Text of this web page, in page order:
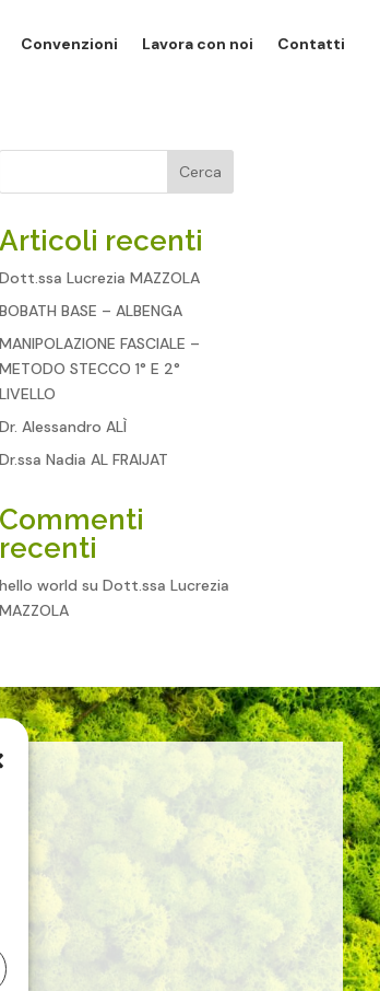
Convenzioni Lavora con noi Contatti
Cerca
Articoli recenti
Dott.ssa Lucrezia MAZZOLA
BOBATH BASE – ALBENGA
MANIPOLAZIONE FASCIALE –
METODO STECCO 1° E 2°
LIVELLO
Dr. Alessandro ALÌ
Dr.ssa Nadia AL FRAIJAT
Commenti
recenti
hello world su Dott.ssa Lucrezia
MAZZOLA